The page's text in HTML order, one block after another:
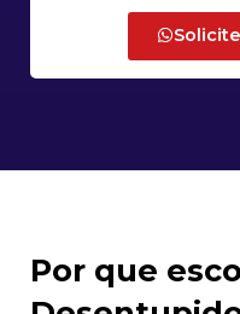
Por que